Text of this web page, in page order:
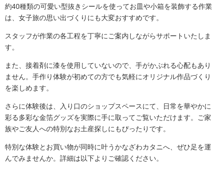
約40種類の可愛い型抜きシールを使ってお皿や小箱を装飾する作業
は、女子旅の思い出づくりにも大変おすすめです。
スタッフが作業の各工程を丁寧にご案内しながらサポートいたしま
す。
また、接着剤に漆を使用していないので、手がかぶれる心配もあり
ません。手作り体験が初めての方でも気軽にオリジナル作品づくり
を楽しめます。
さらに体験後は、入り口のショップスペースにて、日常を華やかに
彩る多彩な金箔グッズを実際に手に取ってご覧いただけます。ご家
族やご友人への特別なお土産探しにもぴったりです。
特別な体験とお買い物が同時に叶うかなざわカタニへ、ぜひ足を運
んでみませんか。詳細は以下よりご確認ください。